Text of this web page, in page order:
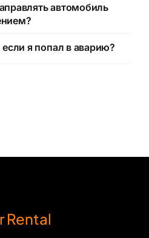
автомобиль
я попал в аварию?
Rental